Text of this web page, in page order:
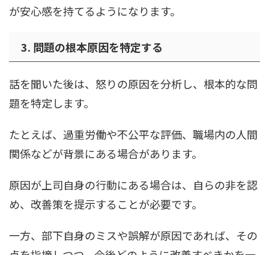
が安心感を持てるようになります。
3. 問題の根本原因を特定する
話を聞いた後は、怒りの原因を分析し、根本的な問
題を特定します。
たとえば、過重労働や不公平な評価、職場内の人間
関係などが背景にある場合があります。
原因が上司自身の行動にある場合は、自らの非を認
め、改善策を提示することが必要です。
一方、部下自身のミスや誤解が原因であれば、その